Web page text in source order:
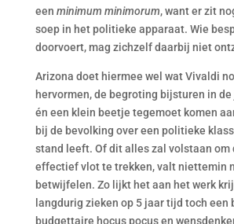
een minimum minimorum, want er zit
soep in het politieke apparaat. Wie
doorvoert, mag zichzelf daarbij niet
Arizona doet hiermee wel wat Vivaldi
hervormen, de begroting bijsturen in
én een klein beetje tegemoet komen
bij de bevolking over een politieke
stand leeft. Of dit alles zal volstaan om
effectief vlot te trekken, valt niettemin
betwijfelen. Zo lijkt het aan het werk
langdurig zieken op 5 jaar tijd toch een
budgettaire hocus pocus en